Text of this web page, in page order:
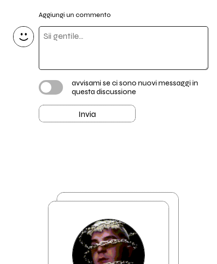
Aggiungi un commento
avvisami se ci sono nuovi messaggi in
questa discussione
Invia